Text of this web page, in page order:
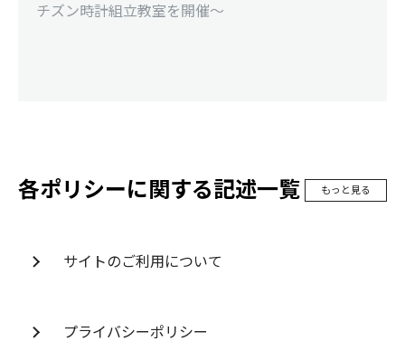
チズン時計組立教室を開催～
各ポリシーに関する記述一覧 もっと見る
サイトのご利用について
プライバシーポリシー